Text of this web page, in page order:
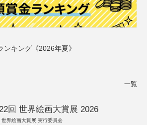
キング《2026年夏》
一覧
回 世界絵画大賞展 2026
世界絵画大賞展 実行委員会